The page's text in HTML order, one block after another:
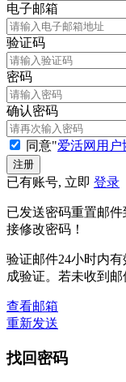
电子邮箱
验证码
密码
确认密码
同意"爱活网用户
已有账号, 立即 登录
已发送密码重置邮
接修改密码！
验证邮件24小时内
成验证。若未收到邮
查看邮箱
重新发送
找回密码